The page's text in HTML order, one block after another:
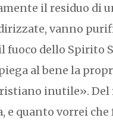
il residuo di
vanno
fuoco dello Spirito
al bene la
inutile».
e quanto vorrei che